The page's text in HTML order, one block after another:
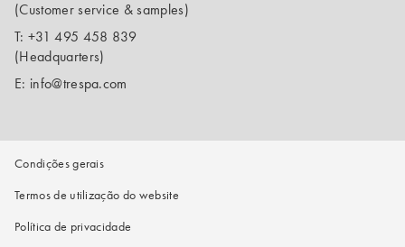
(Customer service & samples)
T: +31 495 458 839
(Headquarters)
E: info@trespa.com
Condições gerais
Termos de utilização do website
Política de privacidade